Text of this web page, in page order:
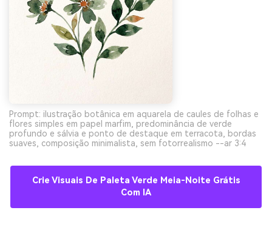
Prompt: ilustração botânica em aquarela de caules de folhas e
flores simples em papel marfim, predominância de verde
profundo e sálvia e ponto de destaque em terracota, bordas
suaves, composição minimalista, sem fotorrealismo --ar 3:4
Crie Visuais De Paleta Verde Meia-Noite Grátis
Com IA